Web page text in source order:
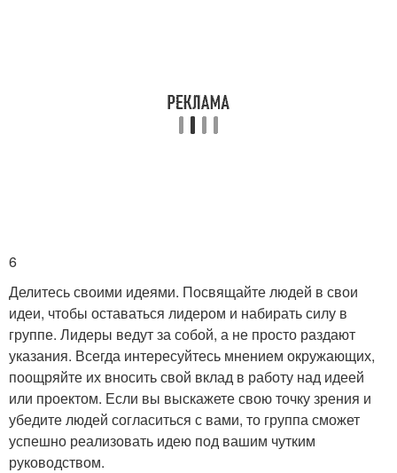
6
Делитесь своими идеями. Посвящайте людей в свои
идеи, чтобы оставаться лидером и набирать силу в
группе. Лидеры ведут за собой, а не просто раздают
указания. Всегда интересуйтесь мнением окружающих,
поощряйте их вносить свой вклад в работу над идеей
или проектом. Если вы выскажете свою точку зрения и
убедите людей согласиться с вами, то группа сможет
успешно реализовать идею под вашим чутким
руководством.